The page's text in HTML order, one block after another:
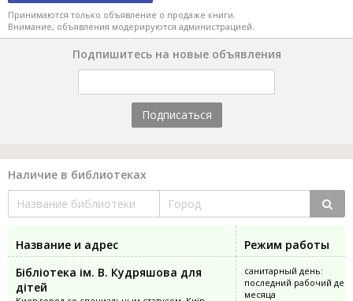
Принимаются только объявление о продаже книги.
Внимание, объявления модерируются администрацией.
Подпишитесь на новые объявления
Подписаться
Наличие в библиотеках
Название и адрес
Режим работы
Бібліотека ім. В. Кудряшова для
дітей
санитарный день:
последний рабочий
месяца